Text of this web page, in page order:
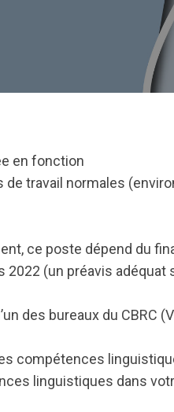
en fonction
travail normales
ce poste dépend du
2022 (un préavis adéquat
des bureaux du CBRC
compétences
linguistiques dans